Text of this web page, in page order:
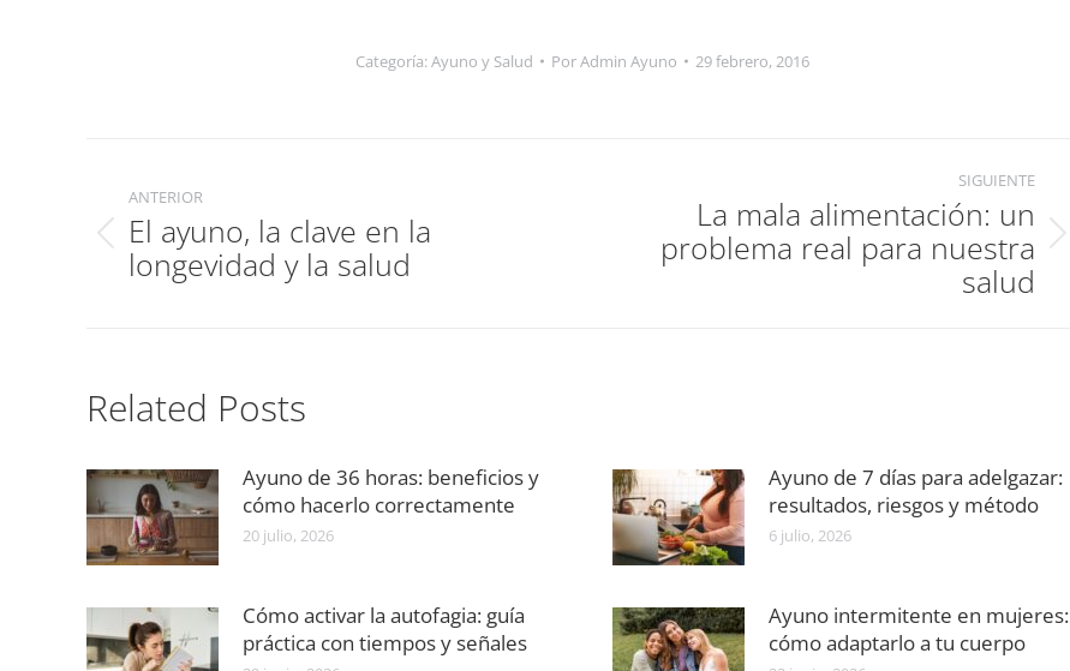
Categoría:Ayuno y Salud PorAdmin Ayuno 29 febrero, 2016
entre
publicaciones
ANTERIOR
Publicación
anterior:
El ayuno, la clave en la
longevidad y la salud
SIGUIENTE
Publicación
siguiente:
La mala alimentación: un
problema real para nuestra
salud
Related Posts
Ayuno de 36 horas: beneficios y
cómo hacerlo correctamente
20 julio, 2026
Ayuno de 7 días para adelgazar:
resultados, riesgos y método
6 julio, 2026
Cómo activar la autofagia: guía
práctica con tiempos y señales
Ayuno intermitente en mujeres:
cómo adaptarlo a tu cuerpo